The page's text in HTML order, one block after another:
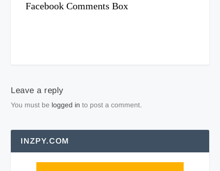
Facebook Comments Box
Leave a reply
You must be logged in to post a comment.
INZPY.COM